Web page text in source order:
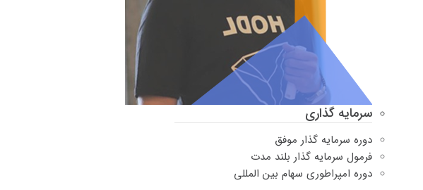
سرمایه گذاری
دوره سرمایه گذار موفق
فرمول سرمایه گذار بلند مدت
دوره امپراطوری سهام بین المللی